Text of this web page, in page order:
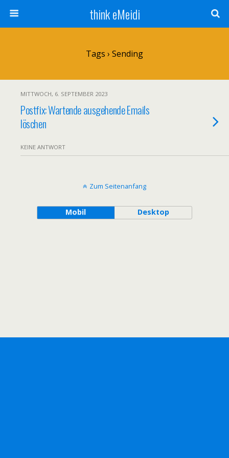
think eMeidi
Tags › Sending
MITTWOCH, 6. SEPTEMBER 2023
Postfix: Wartende ausgehende Emails
löschen
KEINE ANTWORT
Zum Seitenanfang
Mobil Desktop